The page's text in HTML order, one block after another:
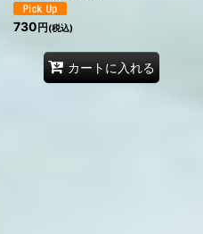
730 円 (税込)
カートに入れる